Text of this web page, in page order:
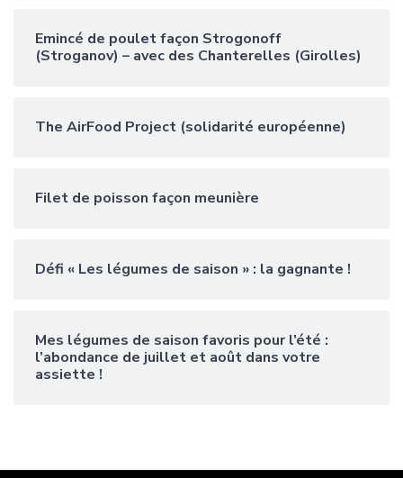
Emincé de poulet façon Strogonoff
(Stroganov) – avec des Chanterelles (Girolles)
The AirFood Project (solidarité européenne)
Filet de poisson façon meunière
Défi « Les légumes de saison » : la gagnante !
Mes légumes de saison favoris pour l’été :
l’abondance de juillet et août dans votre
assiette !